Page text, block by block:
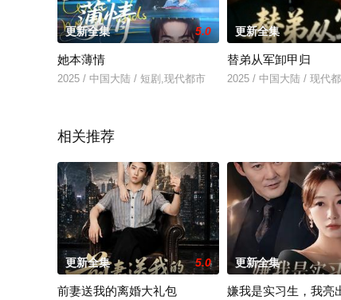
更新全集 5.0
她本薄情
2025 / 中国大陆 / 短剧,现代都市
更新全集
替弟从军卸甲归
2025 / 中国大陆 / 现代
相关推荐
更新全集 5.0
前妻送我的离婚大礼包
更新全集
嫌我是实习生，我亮